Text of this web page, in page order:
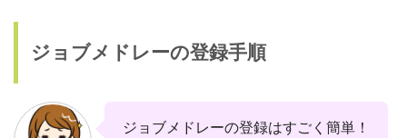
ジョブメドレーの登録手順
ジョブメドレーの登録はすごく簡単！